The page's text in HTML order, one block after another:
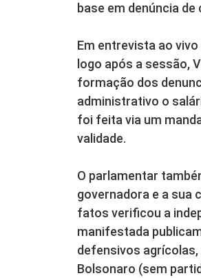
base em denúncia
Em entrevista ao vivo
logo após a sessão,
formação dos
administrativo o
foi feita via um
validade.
O parlamentar
governadora e a sua
fatos verificou a
manifestada
defensivos agrícolas,
Bolsonaro (sem